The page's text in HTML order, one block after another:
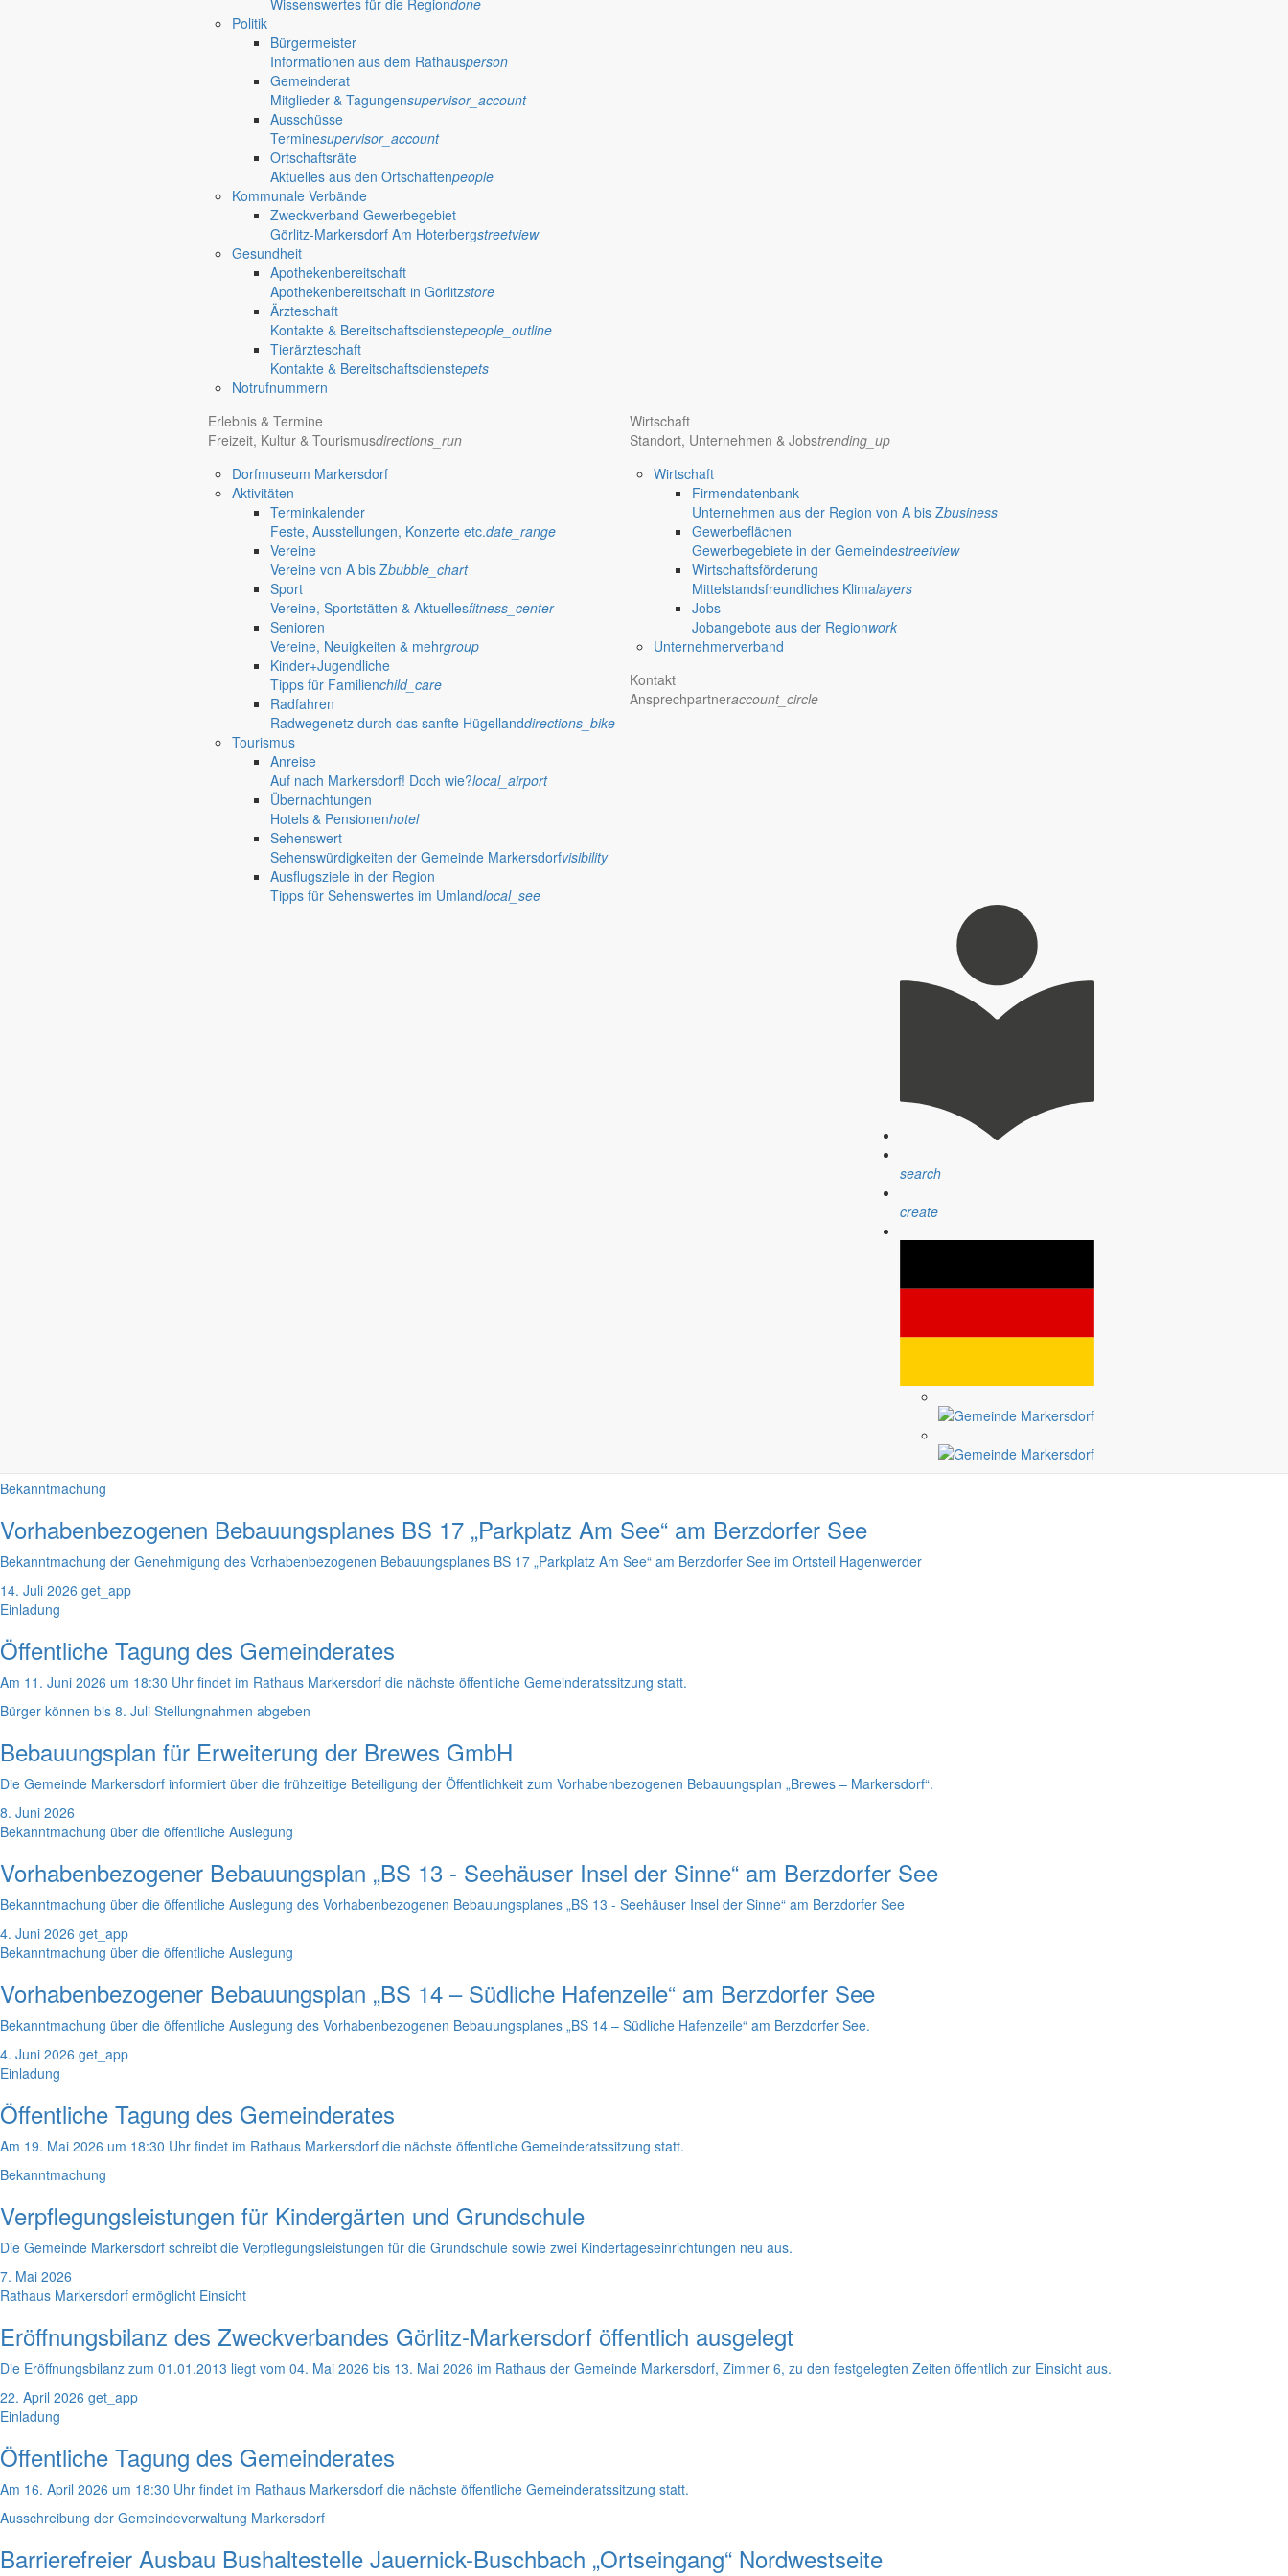
Wissenswertes für die Regiondone
Politik
Bürgermeister
Informationen aus dem Rathausperson
Gemeinderat
Mitglieder & Tagungensupervisor_account
Ausschüsse
Terminesupervisor_account
Ortschaftsräte
Aktuelles aus den Ortschaftenpeople
Kommunale Verbände
Zweckverband Gewerbegebiet
Görlitz-Markersdorf Am Hoterbergstreetview
Gesundheit
Apothekenbereitschaft
Apothekenbereitschaft in Görlitzstore
Ärzteschaft
Kontakte & Bereitschaftsdienstepeople_outline
Tierärzteschaft
Kontakte & Bereitschaftsdienstepets
Notrufnummern
Erlebnis & Termine
Freizeit, Kultur & Tourismusdirections_run
Dorfmuseum Markersdorf
Aktivitäten
Terminkalender
Feste, Ausstellungen, Konzerte etc.date_range
Vereine
Vereine von A bis Zbubble_chart
Sport
Vereine, Sportstätten & Aktuellesfitness_center
Senioren
Vereine, Neuigkeiten & mehrgroup
Kinder+Jugendliche
Tipps für Familienchild_care
Radfahren
Radwegenetz durch das sanfte Hügellanddirections_bike
Tourismus
Anreise
Auf nach Markersdorf! Doch wie?local_airport
Übernachtungen
Hotels & Pensionenhotel
Sehenswert
Sehenswürdigkeiten der Gemeinde Markersdorfvisibility
Ausflugsziele in der Region
Tipps für Sehenswertes im Umlandlocal_see
Wirtschaft
Standort, Unternehmen & Jobstrending_up
Wirtschaft
Firmendatenbank
Unternehmen aus der Region von A bis Zbusiness
Gewerbeflächen
Gewerbegebiete in der Gemeindestreetview
Wirtschaftsförderung
Mittelstandsfreundliches Klimalayers
Jobs
Jobangebote aus der Regionwork
Unternehmerverband
Kontakt
Ansprechpartneraccount_circle
search
create
Bekanntmachung
Vorhabenbezogenen Bebauungsplanes BS 17 „Parkplatz Am See“ am Berzdorfer See
Bekanntmachung der Genehmigung des Vorhabenbezogenen Bebauungsplanes BS 17 „Parkplatz Am See“ am Berzdorfer See im Ortsteil Hagenwerder
14. Juli 2026 get_app
Einladung
Öffentliche Tagung des Gemeinderates
Am 11. Juni 2026 um 18:30 Uhr findet im Rathaus Markersdorf die nächste öffentliche Gemeinderatssitzung statt.
Bürger können bis 8. Juli Stellungnahmen abgeben
Bebauungsplan für Erweiterung der Brewes GmbH
Die Gemeinde Markersdorf informiert über die frühzeitige Beteiligung der Öffentlichkeit zum Vorhabenbezogenen Bebauungsplan „Brewes – Markersdorf“.
8. Juni 2026
Bekanntmachung über die öffentliche Auslegung
Vorhabenbezogener Bebauungsplan „BS 13 - Seehäuser Insel der Sinne“ am Berzdorfer See
Bekanntmachung über die öffentliche Auslegung des Vorhabenbezogenen Bebauungsplanes „BS 13 - Seehäuser Insel der Sinne“ am Berzdorfer See
4. Juni 2026 get_app
Bekanntmachung über die öffentliche Auslegung
Vorhabenbezogener Bebauungsplan „BS 14 – Südliche Hafenzeile“ am Berzdorfer See
Bekanntmachung über die öffentliche Auslegung des Vorhabenbezogenen Bebauungsplanes „BS 14 – Südliche Hafenzeile“ am Berzdorfer See.
4. Juni 2026 get_app
Einladung
Öffentliche Tagung des Gemeinderates
Am 19. Mai 2026 um 18:30 Uhr findet im Rathaus Markersdorf die nächste öffentliche Gemeinderatssitzung statt.
Bekanntmachung
Verpflegungsleistungen für Kindergärten und Grundschule
Die Gemeinde Markersdorf schreibt die Verpflegungsleistungen für die Grundschule sowie zwei Kindertageseinrichtungen neu aus.
7. Mai 2026
Rathaus Markersdorf ermöglicht Einsicht
Eröffnungsbilanz des Zweckverbandes Görlitz-Markersdorf öffentlich ausgelegt
Die Eröffnungsbilanz zum 01.01.2013 liegt vom 04. Mai 2026 bis 13. Mai 2026 im Rathaus der Gemeinde Markersdorf, Zimmer 6, zu den festgelegten Zeiten öffentlich zur Einsicht aus.
22. April 2026 get_app
Einladung
Öffentliche Tagung des Gemeinderates
Am 16. April 2026 um 18:30 Uhr findet im Rathaus Markersdorf die nächste öffentliche Gemeinderatssitzung statt.
Ausschreibung der Gemeindeverwaltung Markersdorf
Barrierefreier Ausbau Bushaltestelle Jauernick-Buschbach „Ortseingang“ Nordwestseite